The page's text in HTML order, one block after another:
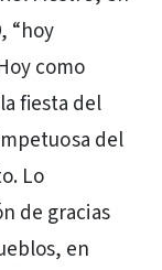
“hoy
como
fiesta del
del
Lo
de gracias
en